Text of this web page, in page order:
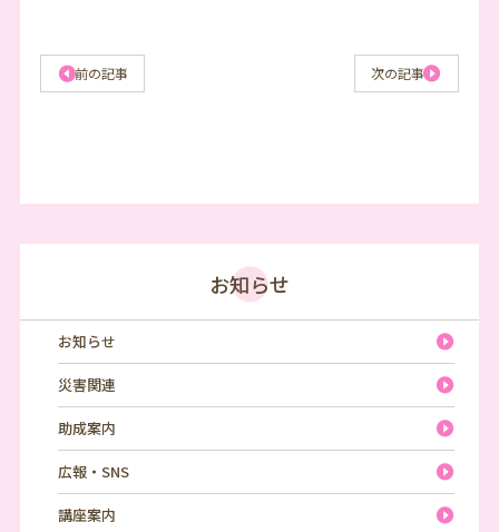
前の記事 次の記事
お知らせ
お知らせ
災害関連
助成案内
広報・SNS
講座案内